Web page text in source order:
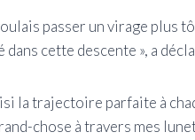
passer un virage plus
dans cette descente », a
la trajectoire parfaite à
chose à travers mes